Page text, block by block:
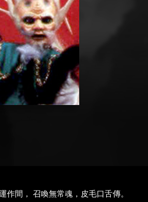
作間， 召喚無常魂，皮毛口舌傳。